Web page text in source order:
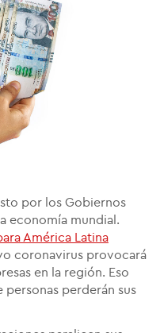
por los Gobiernos
economía mundial.
América Latina
coronavirus provocará
en la región. Eso
perderán sus